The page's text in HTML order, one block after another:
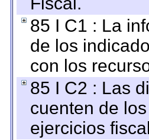
85 I C1 : La
de los
con los
85 I C2 : Las
cuenten de
ejercicios